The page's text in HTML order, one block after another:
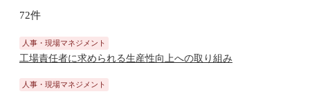
72件
人事・現場マネジメント
工場責任者に求められる生産性向上への取り組み
人事・現場マネジメント